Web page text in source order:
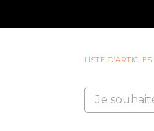
LISTE D'ARTICLES